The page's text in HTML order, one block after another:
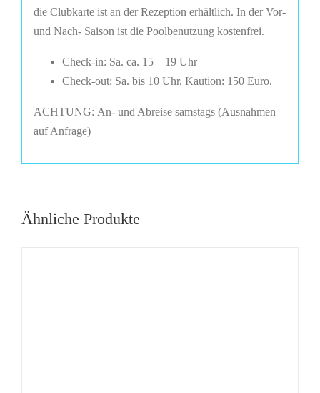
die Clubkarte ist an der Rezeption erhältlich. In der Vor-
und Nach- Saison ist die Poolbenutzung kostenfrei.
Check-in: Sa. ca. 15 – 19 Uhr
Check-out: Sa. bis 10 Uhr, Kaution: 150 Euro.
ACHTUNG: An- und Abreise samstags (Ausnahmen
auf Anfrage)
Ähnliche Produkte